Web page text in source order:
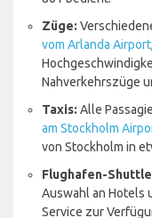
Züge:
vom Arlanda Airport
Nahverkehrszüge
Taxis: Alle
am Stockholm
von Stockholm in
Flughafen-
Auswahl an Hotels
Service zur